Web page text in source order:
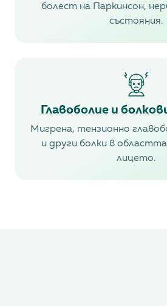
болест на Паркинсон,
състояния.
Главоболие и
Мигрена, тензионно
и други болки в
лицето.